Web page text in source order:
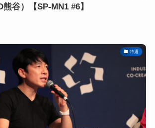
谷）【SP-MN1 #6】
特選